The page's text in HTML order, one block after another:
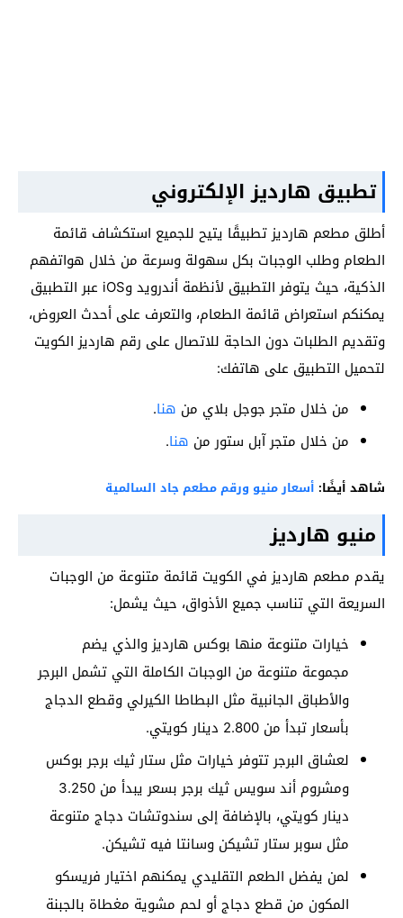
تطبيق هارديز الإلكتروني
أطلق مطعم هارديز تطبيقًا يتيح للجميع استكشاف قائمة
الطعام وطلب الوجبات بكل سهولة وسرعة من خلال هواتفهم
الذكية، حيث يتوفر التطبيق لأنظمة أندرويد وiOS عبر التطبيق
يمكنكم استعراض قائمة الطعام، والتعرف على أحدث العروض،
وتقديم الطلبات دون الحاجة للاتصال على رقم هارديز الكويت
لتحميل التطبيق على هاتفك:
من خلال متجر جوجل بلاي من هنا.
من خلال متجر آبل ستور من هنا.
شاهد أيضًا: أسعار منيو ورقم مطعم جاد السالمية
منيو هارديز
يقدم مطعم هارديز في الكويت قائمة متنوعة من الوجبات
السريعة التي تناسب جميع الأذواق، حيث يشمل:
خيارات متنوعة منها بوكس هارديز والذي يضم
مجموعة متنوعة من الوجبات الكاملة التي تشمل البرجر
والأطباق الجانبية مثل البطاطا الكيرلي وقطع الدجاج
بأسعار تبدأ من 2.800 دينار كويتي.
لعشاق البرجر تتوفر خيارات مثل ستار ثيك برجر بوكس
ومشروم أند سويس ثيك برجر بسعر يبدأ من 3.250
دينار كويتي، بالإضافة إلى سندوتشات دجاج متنوعة
مثل سوبر ستار تشيكن وسانتا فيه تشيكن.
لمن يفضل الطعم التقليدي يمكنهم اختيار فريسكو
المكون من قطع دجاج أو لحم مشوية مغطاة بالجبنة